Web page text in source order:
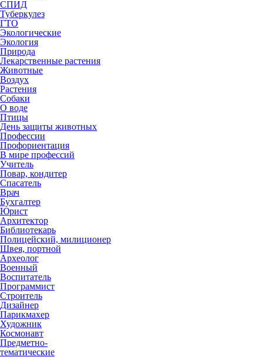
СПИД
Туберкулез
ГТО
Экологические
Экология
Природа
Лекарственные растения
Животные
Воздух
Растения
Собаки
О воде
Птицы
День защиты животных
Профессии
Профориентация
В мире профессий
Учитель
Повар, кондитер
Спасатель
Врач
Бухгалтер
Юрист
Архитектор
Библиотекарь
Полицейский, милиционер
Швея, портной
Археолог
Военный
Воспитатель
Программист
Строитель
Дизайнер
Парикмахер
Художник
Космонавт
Предметно-
тематические